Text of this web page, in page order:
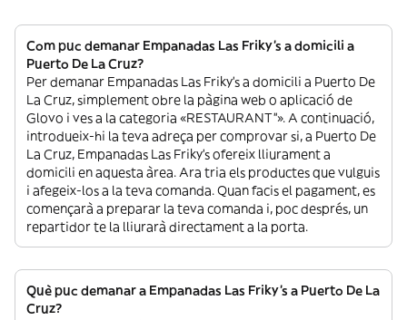
Com puc demanar Empanadas Las Friky's a domicili a
Puerto De La Cruz?
Per demanar Empanadas Las Friky's a domicili a Puerto De
La Cruz, simplement obre la pàgina web o aplicació de
Glovo i ves a la categoria «RESTAURANT”». A continuació,
introdueix-hi la teva adreça per comprovar si, a Puerto De
La Cruz, Empanadas Las Friky's ofereix lliurament a
domicili en aquesta àrea. Ara tria els productes que vulguis
i afegeix-los a la teva comanda. Quan facis el pagament, es
començarà a preparar la teva comanda i, poc després, un
repartidor te la lliurarà directament a la porta.
Què puc demanar a Empanadas Las Friky's a Puerto De La
Cruz?